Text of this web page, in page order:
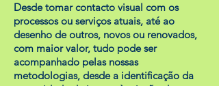
Desde tomar contacto visual com os
processos ou serviços atuais, até ao
desenho de outros, novos ou renovados,
com maior valor, tudo pode ser
acompanhado pelas nossas
metodologias, desde a identificação da